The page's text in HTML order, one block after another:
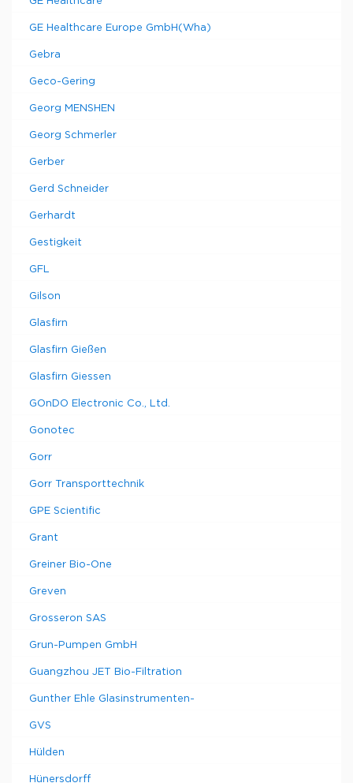
GE Healthcare Europe GmbH(Wha)
Gebra
Geco-Gering
Georg MENSHEN
Georg Schmerler
Gerber
Gerd Schneider
Gerhardt
Gestigkeit
GFL
Gilson
Glasfirn
Glasfirn Gießen
Glasfirn Giessen
GOnDO Electronic Co., Ltd.
Gonotec
Gorr
Gorr Transporttechnik
GPE Scientific
Grant
Greiner Bio-One
Greven
Grosseron SAS
Grun-Pumpen GmbH
Guangzhou JET Bio-Filtration
Gunther Ehle Glasinstrumenten-
GVS
Hülden
Hünersdorff